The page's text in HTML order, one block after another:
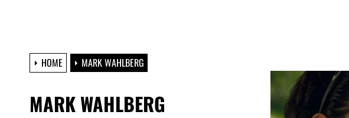
HOME MARK WAHLBERG
MARK WAHLBERG